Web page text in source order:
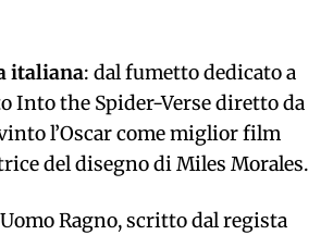
italiana: dal fumetto dedicato a
Into the Spider-Verse diretto da
l’Oscar come miglior film
del disegno di Miles Morales.
Ragno, scritto dal regista